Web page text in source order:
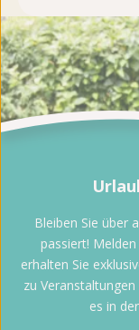
Bleiben Sie über
passiert!
erhalten Sie
zu
es in